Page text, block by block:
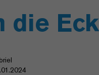
die